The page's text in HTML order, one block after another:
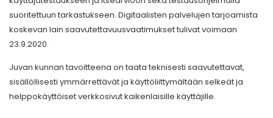
suoritettuun tarkastukseen. Digitaalisten palvelujen tarjoamista
koskevan lain saavutettavuusvaatimukset tulivat voimaan
23.9.2020.
Juvan kunnan tavoitteena on taata teknisesti saavutettavat,
sisällöllisesti ymmärrettävät ja käyttöliittymältään selkeät ja
helppokäyttöiset verkkosivut kaikenlaisille käyttäjille.